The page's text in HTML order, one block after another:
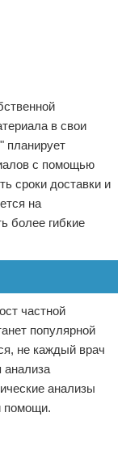
в свои
планирует
с помощью
сроки доставки и
на
более гибкие
частной
популярной
не каждый врач
анализа
анализы
помощи.